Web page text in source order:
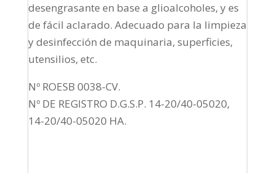
desengrasante en base a glioalcoholes, y es
de fácil aclarado. Adecuado para la limpieza
y desinfección de maquinaria, superficies,
utensilios, etc.
Nº ROESB 0038-CV.
Nº DE REGISTRO D.G.S.P. 14-20/40-05020,
14-20/40-05020 HA.